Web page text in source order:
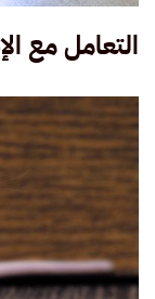
التعامل مع